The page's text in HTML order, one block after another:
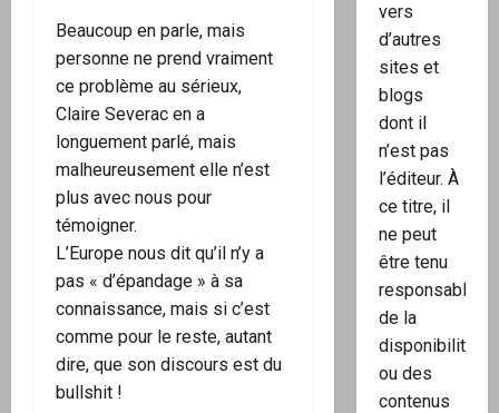
Beaucoup en parle, mais
personne ne prend vraiment
ce problème au sérieux,
Claire Severac en a
longuement parlé, mais
malheureusement elle n’est
plus avec nous pour
témoigner.
L’Europe nous dit qu’il n’y a
pas « d’épandage » à sa
connaissance, mais si c’est
comme pour le reste, autant
dire, que son discours est du
bullshit !
vers
d’autres
sites et
blogs
dont il
n’est pas
l’éditeur. À
ce titre, il
ne peut
être tenu
responsable
de la
disponibilité
ou des
contenus